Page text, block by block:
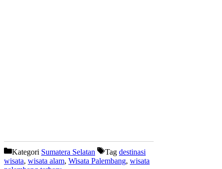
Kategori Sumatera Selatan Tag destinasi
wisata, wisata alam, Wisata Palembang, wisata